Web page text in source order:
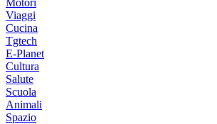
Motori
Viaggi
Cucina
Tgtech
E-Planet
Cultura
Salute
Scuola
Animali
Spazio